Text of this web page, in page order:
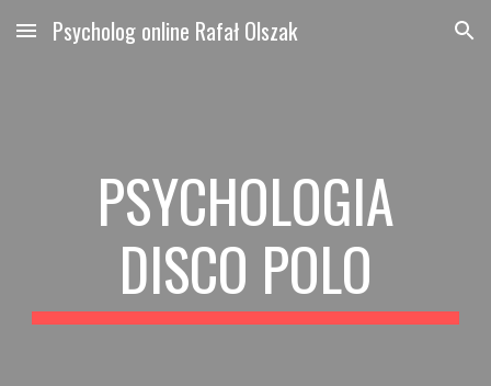
Skip to main content Skip to navigation
Psycholog online Rafał Olszak
PSYCHOLOGIA
DISCO POLO